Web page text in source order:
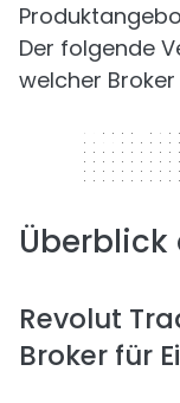
Der folgende
welcher
320 x 50
Überblick
Revolut
Broker für